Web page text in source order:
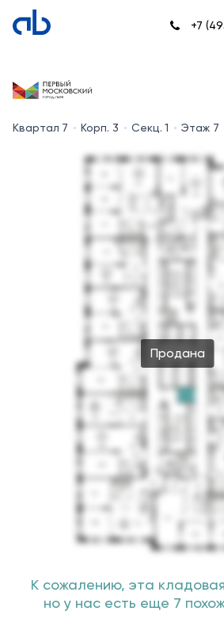
+7
Квартал 7 Корп. 3 Секц. 1 Этаж 7
Продана
К сожалению, эта
но у нас есть еще 7